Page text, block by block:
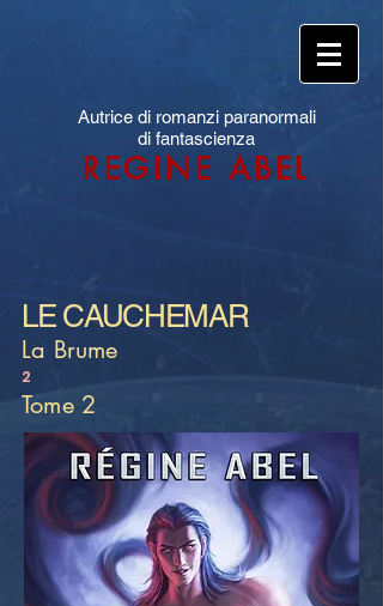
Autrice di romanzi paranormali
di fantascienza
REGINE ABEL
LE CAUCHEMAR
La Brume
2
Tome 2